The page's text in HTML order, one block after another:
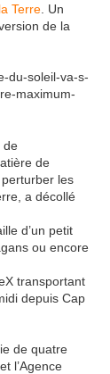
Terre . Un
de la
du-soleil-va-s-
maximum-
de
de
les
a décollé
d’un petit
ou encore
transportant
depuis Cap
de quatre
l’Agence